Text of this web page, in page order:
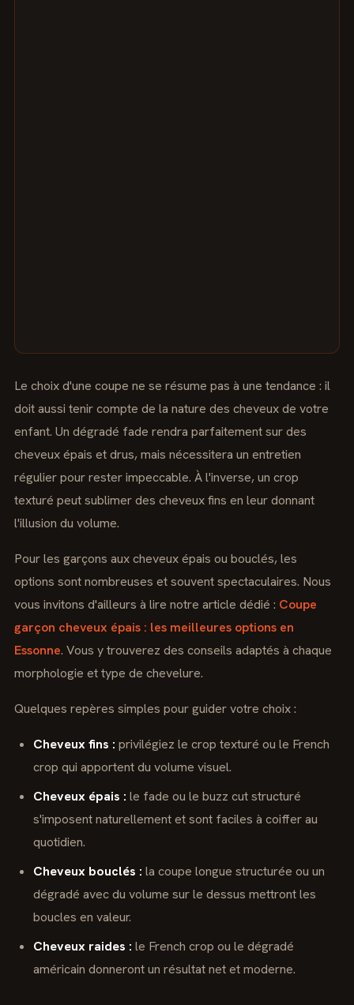
Le choix d'une coupe ne se résume pas à une tendance : il
doit aussi tenir compte de la nature des cheveux de votre
enfant. Un dégradé fade rendra parfaitement sur des
cheveux épais et drus, mais nécessitera un entretien
régulier pour rester impeccable. À l'inverse, un crop
texturé peut sublimer des cheveux fins en leur donnant
l'illusion du volume.
Pour les garçons aux cheveux épais ou bouclés, les
options sont nombreuses et souvent spectaculaires. Nous
vous invitons d'ailleurs à lire notre article dédié : Coupe
garçon cheveux épais : les meilleures options en
Essonne. Vous y trouverez des conseils adaptés à chaque
morphologie et type de chevelure.
Quelques repères simples pour guider votre choix :
Cheveux fins : privilégiez le crop texturé ou le French
crop qui apportent du volume visuel.
Cheveux épais : le fade ou le buzz cut structuré
s'imposent naturellement et sont faciles à coiffer au
quotidien.
Cheveux bouclés : la coupe longue structurée ou un
dégradé avec du volume sur le dessus mettront les
boucles en valeur.
Cheveux raides : le French crop ou le dégradé
américain donneront un résultat net et moderne.